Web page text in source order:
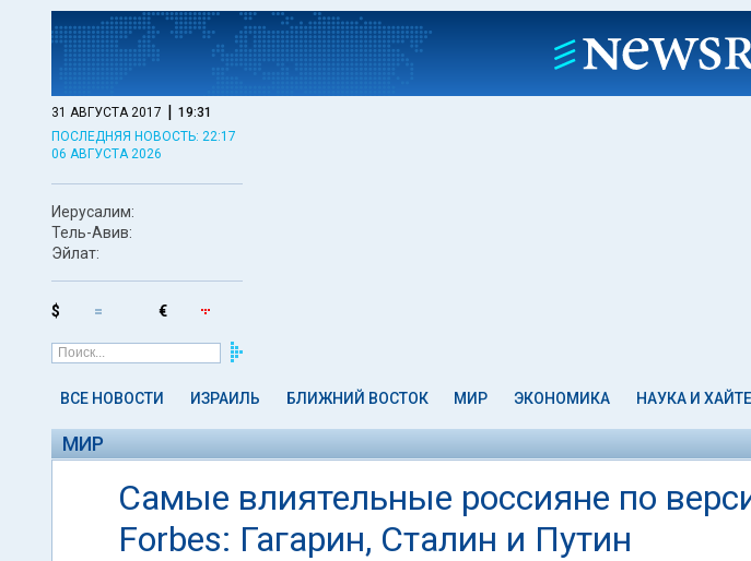
31 АВГУСТА 2017 | 19:31
ПОСЛЕДНЯЯ НОВОСТЬ: 22:17
06 АВГУСТА 2026
Иерусалим:
Тель-Авив:
Эйлат:
$ 3.013 ₪ € 3.478 ₪
ВСЕ НОВОСТИ ИЗРАИЛЬ БЛИЖНИЙ ВОСТОК МИР ЭКОНОМИКА НАУКА И
МИР
Самые влиятельные россияне по
Forbes: Гагарин, Сталин и Путин